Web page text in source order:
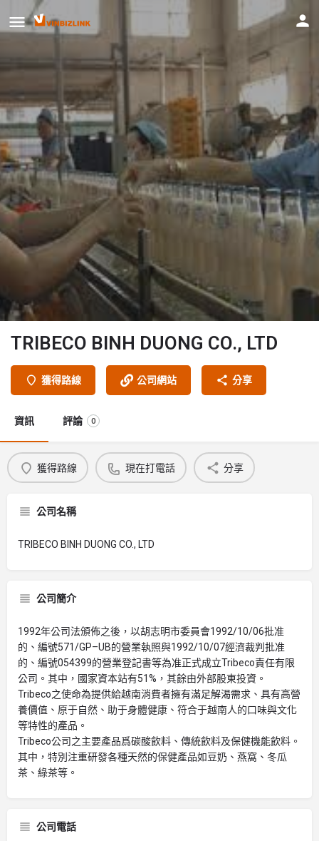
TRIBECO BINH DUONG CO., LTD
獲得路線 公司網站 分享
資訊 評論 0
獲得路線 現在打電話 分享
公司名稱
TRIBECO BINH DUONG CO., LTD
公司簡介
1992年公司法頒佈之後，以胡志明市委員會1992/10/06批准
的、編號571/GP–UB的營業執照與1992/10/07經濟裁判批准
的、編號054399的營業登記書等為准正式成立Tribeco責任有限
公司。其中，國家資本站有51%，其餘由外部股東投資。
Tribeco之使命為提供給越南消費者擁有滿足解渴需求、具有高營
養價值、原于自然、助于身體健康、符合于越南人的口味與文化
等特性的產品。
Tribeco公司之主要產品爲碳酸飲料、傳統飲料及保健機能飲料。
其中，特別注重研發各種天然的保健產品如豆奶、燕窩、冬瓜
茶、綠茶等。
公司電話